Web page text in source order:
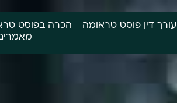
עורך דין פוסט טראומה הכרה בפוסט